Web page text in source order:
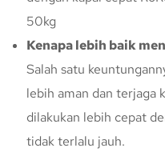
50kg
Kenapa lebih baik
Salah satu
lebih aman dan terjaga
dilakukan lebih cepat
tidak terlalu jauh.